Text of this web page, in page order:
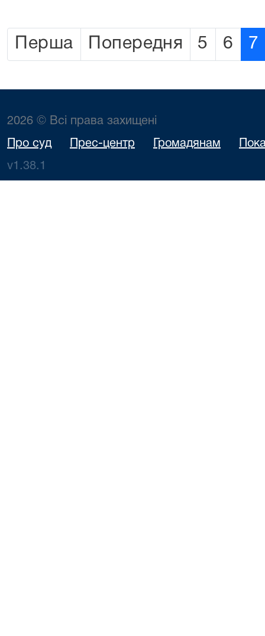
Перша Попередня 5 6 7
2026 © Всі права захищені
Про суд Прес-центр Громадянам
v1.38.1